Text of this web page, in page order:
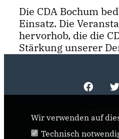
Die CDA Bochum
Einsatz. Die
hervorhob, die die
Stärkung unserer
Wir verwenden auf
Technisch